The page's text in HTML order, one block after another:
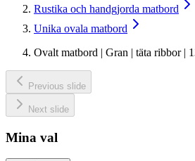
Rustika och handgjorda matbord
Unika ovala matbord
Ovalt matbord | Gran | täta ribbor |
Previous slide
Next slide
Mina val